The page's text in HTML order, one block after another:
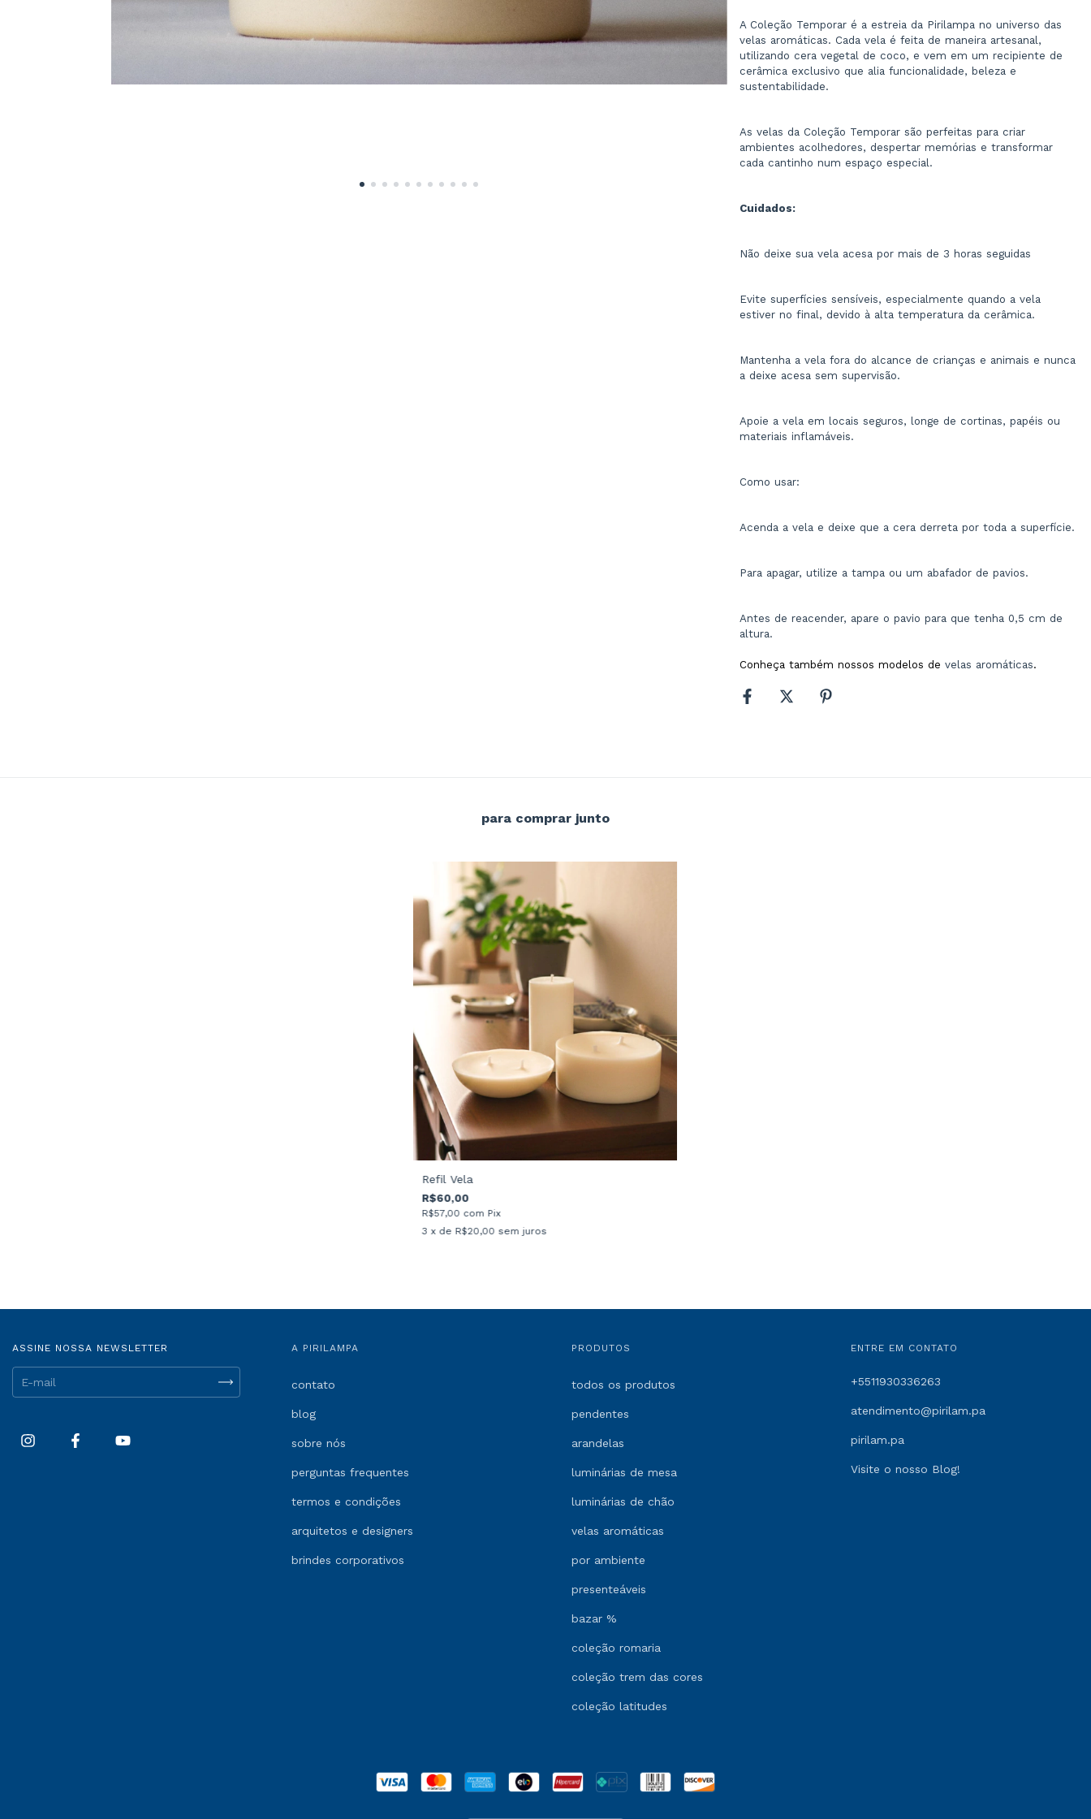
A Coleção Temporar é a estreia da Pirilampa no universo das
velas aromáticas. Cada vela é feita de maneira artesanal,
utilizando cera vegetal de coco, e vem em um recipiente de
cerâmica exclusivo que alia funcionalidade, beleza e
sustentabilidade.
As velas da Coleção Temporar são perfeitas para criar
ambientes acolhedores, despertar memórias e transformar
cada cantinho num espaço especial.
Cuidados:
Não deixe sua vela acesa por mais de 3 horas seguidas
Evite superfícies sensíveis, especialmente quando a vela
estiver no final, devido à alta temperatura da cerâmica.
Mantenha a vela fora do alcance de crianças e animais e nunca
a deixe acesa sem supervisão.
Apoie a vela em locais seguros, longe de cortinas, papéis ou
materiais inflamáveis.
Como usar:
Acenda a vela e deixe que a cera derreta por toda a superfície.
Para apagar, utilize a tampa ou um abafador de pavios.
Antes de reacender, apare o pavio para que tenha 0,5 cm de
altura.
Conheça também nossos modelos de velas aromáticas.
para comprar junto
Refil Vela
R$60,00
R$57,00 com Pix
3 x de R$20,00 sem juros
ASSINE NOSSA NEWSLETTER A PIRILAMPA
contato
blog
sobre nós
perguntas frequentes
termos e condições
arquitetos e designers
brindes corporativos
PRODUTOS
todos os produtos
pendentes
arandelas
luminárias de mesa
luminárias de chão
velas aromáticas
por ambiente
presenteáveis
bazar %
coleção romaria
coleção trem das cores
coleção latitudes
ENTRE EM CONTATO
+5511930336263
atendimento@pirilam.pa
pirilam.pa
Visite o nosso Blog!